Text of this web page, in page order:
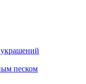
песком